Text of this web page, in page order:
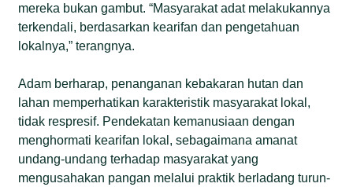
mereka bukan gambut. “Masyarakat adat melakukannya
terkendali, berdasarkan kearifan dan pengetahuan
lokalnya,” terangnya.
Adam berharap, penanganan kebakaran hutan dan
lahan memperhatikan karakteristik masyarakat lokal,
tidak respresif. Pendekatan kemanusiaan dengan
menghormati kearifan lokal, sebagaimana amanat
undang-undang terhadap masyarakat yang
mengusahakan pangan melalui praktik berladang turun-